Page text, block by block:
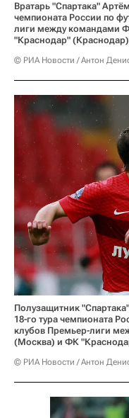
Вратарь "Спартака"
чемпионата России по
лиги между командами
"Краснодар"
© РИА Новости / Антон
Полузащитник
18-го тура чемпионата
клубов Премьер-лиги
(Москва) и ФК
© РИА Новости / Антон